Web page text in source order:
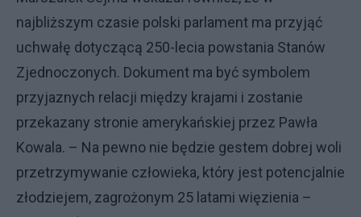
najbliższym czasie polski parlament ma przyjąć
uchwałę dotyczącą 250-lecia powstania Stanów
Zjednoczonych. Dokument ma być symbolem
przyjaznych relacji między krajami i zostanie
przekazany stronie amerykańskiej przez Pawła
Kowala. – Na pewno nie będzie gestem dobrej woli
przetrzymywanie człowieka, który jest potencjalnie
złodziejem, zagrożonym 25 latami więzienia –